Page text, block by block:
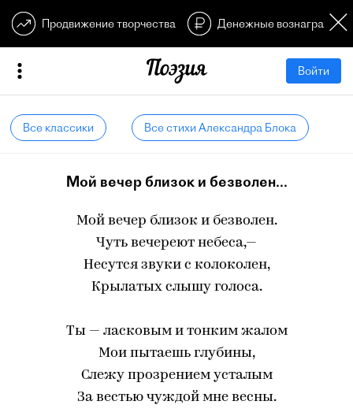
Продвижение творчества Денежные
Войти
Все классики Все стихи Александра Блока
Мой вечер близок и безволен...
Мой вечер близок и безволен.
Чуть вечереют небеса,—
Несутся звуки с колоколен,
Крылатых слышу голоса.
Ты — ласковым и тонким жалом
Мои пытаешь глубины,
Слежу прозрением усталым
За вестью чуждой мне весны.